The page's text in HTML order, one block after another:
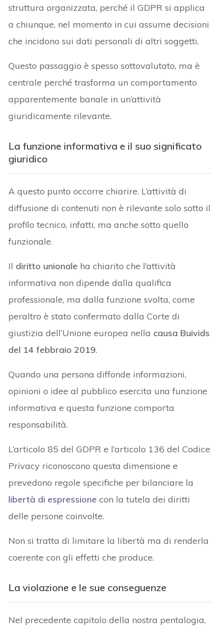
struttura organizzata, perché il GDPR si applica
a chiunque, nel momento in cui assume decisioni
che incidono sui dati personali di altri soggetti.
Questo passaggio è spesso sottovalutato, ma è
centrale perché trasforma un comportamento
apparentemente banale in un’attività
giuridicamente rilevante.
La funzione informativa e il suo significato
giuridico
A questo punto occorre chiarire. L’attività di
diffusione di contenuti non è rilevante solo sotto il
profilo tecnico, infatti, ma anche sotto quello
funzionale.
Il diritto unionale ha chiarito che l’attività
informativa non dipende dalla qualifica
professionale, ma dalla funzione svolta, come
peraltro è stato confermato dalla Corte di
giustizia dell’Unione europea nella causa Buivids
del 14 febbraio 2019.
Quando una persona diffonde informazioni,
opinioni o idee al pubblico esercita una funzione
informativa e questa funzione comporta
responsabilità.
L’articolo 85 del GDPR e l’articolo 136 del Codice
Privacy riconoscono questa dimensione e
prevedono regole specifiche per bilanciare la
libertà di espressione con la tutela dei diritti
delle persone coinvolte.
Non si tratta di limitare la libertà ma di renderla
coerente con gli effetti che produce.
La violazione e le sue conseguenze
Nel precedente capitolo della nostra pentalogia,